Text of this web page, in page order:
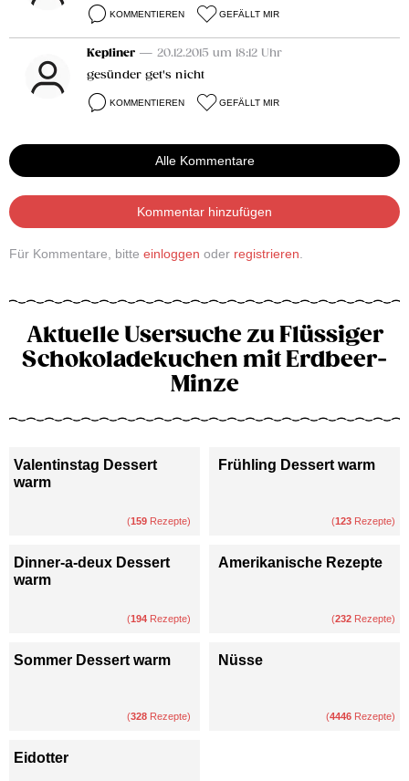
KOMMENTIEREN GEFÄLLT MIR
Kepliner — 20.12.2015 um 18:12 Uhr
gesünder get's nicht
KOMMENTIEREN GEFÄLLT MIR
Alle Kommentare
Kommentar hinzufügen
Für Kommentare, bitte einloggen oder registrieren
Aktuelle Usersuche zu Flüssiger
Schokoladekuchen mit Erdbeer-
Minze
Valentinstag Dessert
warm
(159 Rezepte)
Frühling Dessert warm
(123 Rezepte)
Dinner-a-deux Dessert
warm
(194 Rezepte)
Amerikanische Rezepte
(232 Rezepte)
Sommer Dessert warm
(328 Rezepte)
Nüsse
(4446 Rezepte)
Eidotter